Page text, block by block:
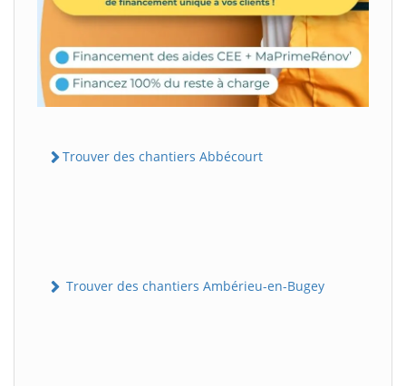
Trouver des chantiers Abbécourt
Trouver des chantiers Ambérieu-en-Bugey